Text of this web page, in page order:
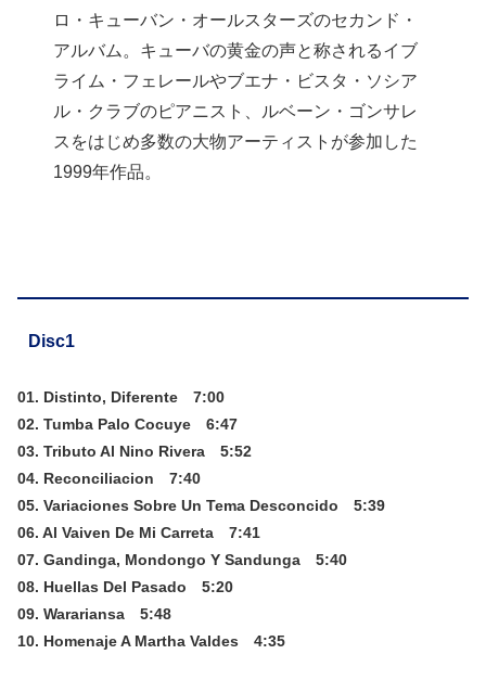
ロ・キューバン・オールスターズのセカンド・
アルバム。キューバの黄金の声と称されるイブ
ライム・フェレールやブエナ・ビスタ・ソシア
ル・クラブのピアニスト、ルベーン・ゴンサレ
スをはじめ多数の大物アーティストが参加した
1999年作品。
Disc1
01. Distinto, Diferente 7:00
02. Tumba Palo Cocuye 6:47
03. Tributo Al Nino Rivera 5:52
04. Reconciliacion 7:40
05. Variaciones Sobre Un Tema Desconcido 5:39
06. Al Vaiven De Mi Carreta 7:41
07. Gandinga, Mondongo Y Sandunga 5:40
08. Huellas Del Pasado 5:20
09. Warariansa 5:48
10. Homenaje A Martha Valdes 4:35